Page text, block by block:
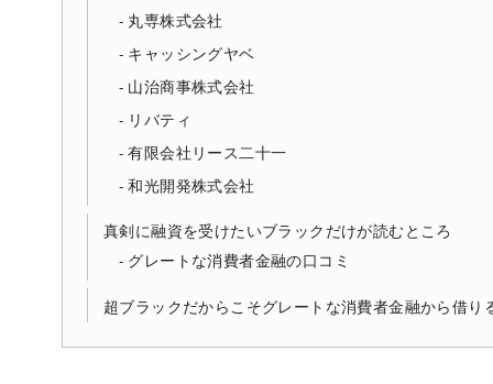
丸専株式会社
キャッシングヤベ
山治商事株式会社
リバティ
有限会社リース二十一
和光開発株式会社
真剣に融資を受けたいブラックだけが読むところ
グレートな消費者金融の口コミ
超ブラックだからこそグレートな消費者金融から借り